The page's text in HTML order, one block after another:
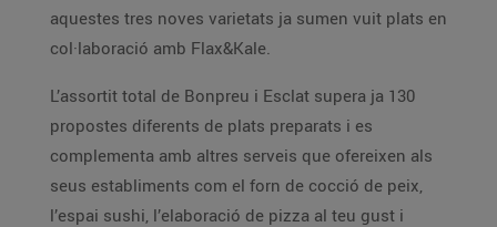
aquestes tres noves varietats ja sumen vuit plats en
col·laboració amb Flax&Kale.
L’assortit total de Bonpreu i Esclat supera ja 130
propostes diferents de plats preparats i es
complementa amb altres serveis que ofereixen als
seus establiments com el forn de cocció de peix,
l’espai sushi, l’elaboració de pizza al teu gust i